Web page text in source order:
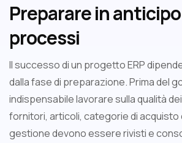
Preparare in
processi
Il successo di un progetto ERP
dalla fase di preparazione. Prima del
indispensabile lavorare sulla qualità
fornitori, articoli, categorie di acquisto
gestione devono essere rivisti e